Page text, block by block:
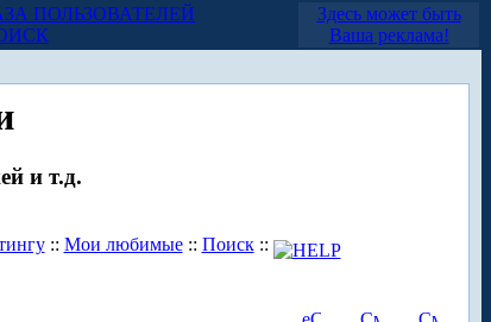
ПОЛЬЗОВАТЕЛЕЙ
Здесь может быть
Ваша реклама!
и т.д.
:: Мои любимые:: Поиск::